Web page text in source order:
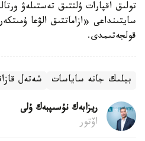
سايتىنداعى «ازاماتتىق الۋعا
قولجەتىمدى.
بيلىك جانە ساياسات شەتەل
ريزابەك نۇسىپبەك ۇلى
اۆتور